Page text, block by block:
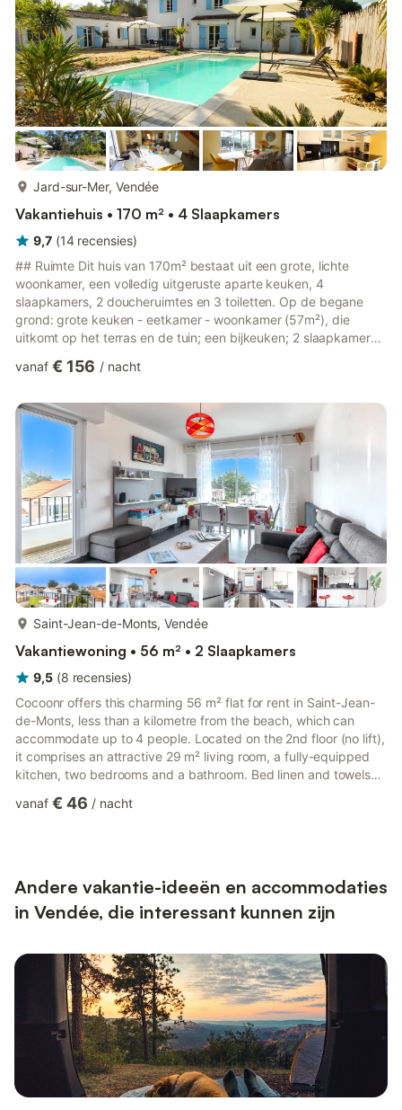
babybenodigdhede...
Jard-sur-Mer, Vendée
Vakantiehuis • 170 m² • 4 Slaapkamers
9,7 (14 recensies)
## Ruimte Dit huis van 170m² bestaat uit een grote, lichte
woonkamer, een volledig uitgeruste aparte keuken, 4
slaapkamers, 2 doucheruimtes en 3 toiletten. Op de begane
grond: grote keuken - eetkamer - woonkamer (57m²), die
uitkomt op het terras en de tuin; een bijkeuken; 2 slaapkamers,
slaapkamers, 1 doucheruimte, 1 toilet. Terras met ligstoelen en
zwembad 9x4x1,5m met een 2x2m deck. ## Toegang
Huurders hebben toegang tot het gehele pand, met
uitzondering van de gara...
vanaf € 156 / nacht
Saint-Jean-de-Monts, Vendée
Vakantiewoning • 56 m² • 2 Slaapkamers
9,5 (8 recensies)
Cocoonr offers this charming 56 m² flat for rent in Saint-Jean-
de-Monts, less than a kilometre from the beach, which can
accommodate up to 4 people. Located on the 2nd floor (no lift),
it comprises an attractive 29 m² living room, a fully-equipped
kitchen, two bedrooms and a bathroom. Bed linen and towels
- A 29 m² living room with TV, DVD player, sofa and dining area
vanaf € 46 / nacht
Andere vakantie-ideeën en accommodaties
in Vendée, die interessant kunnen zijn